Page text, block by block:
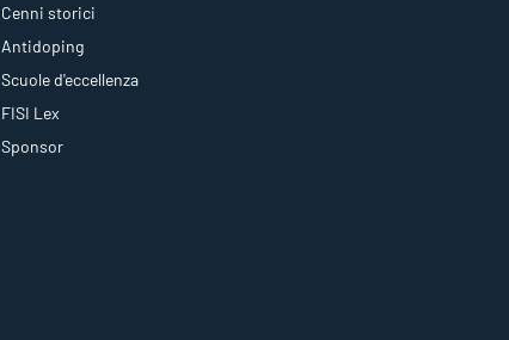
Cenni storici
Antidoping
Scuole d'eccellenza
FISI Lex
Sponsor